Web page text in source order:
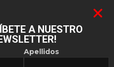
NOTICIA
Automatización de las
A NUESTRO
Apellidos